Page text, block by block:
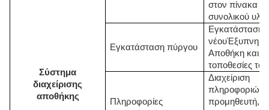
Σύστημα
διαχείρισης
αποθήκης
στον πίνακα
συνολικού
Εγκατάσταση πύργου
Εγκατάσταση
νέουΈξυπνη
Αποθήκη και
τοποθεσίες
Πληροφορίες
Διαχείριση
πληροφοριών
προμηθευτή,